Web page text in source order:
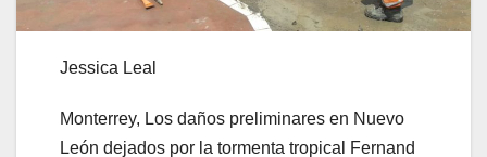
Jessica Leal
Monterrey, Los daños preliminares en Nuevo
León dejados por la tormenta tropical Fernand